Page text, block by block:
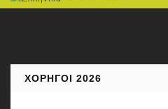
ΧΟΡΗΓΟΊ 2026